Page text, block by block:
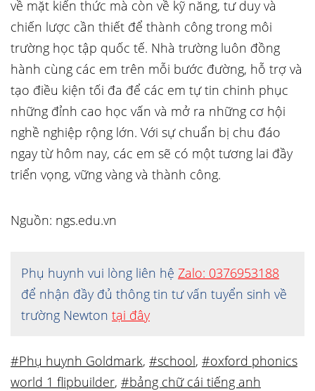
về mặt kiến thức mà còn về kỹ năng, tư duy và
chiến lược cần thiết để thành công trong môi
trường học tập quốc tế. Nhà trường luôn đồng
hành cùng các em trên mỗi bước đường, hỗ trợ và
tạo điều kiện tối đa để các em tự tin chinh phục
những đỉnh cao học vấn và mở ra những cơ hội
nghề nghiệp rộng lớn. Với sự chuẩn bị chu đáo
ngay từ hôm nay, các em sẽ có một tương lai đầy
triển vọng, vững vàng và thành công.
Nguồn: ngs.edu.vn
Phụ huynh vui lòng liên hệ Zalo: 0376953188
để nhận đầy đủ thông tin tư vấn tuyển sinh về
trường Newton tại đây
#Phụ huynh Goldmark, #school, #oxford phonics
world 1 flipbuilder, #bảng chữ cái tiếng anh